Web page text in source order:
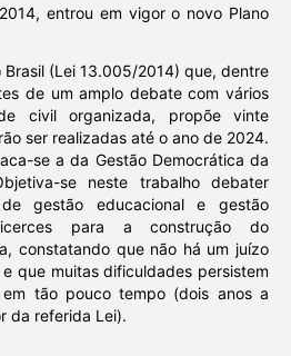
entrou em vigor o novo Plano
Brasil (Lei 13.005/2014) que, dentre
de um amplo debate com vários
civil organizada, propõe vinte
ser realizadas até o ano de 2024.
se a da Gestão Democrática da
se neste trabalho debater
gestão educacional e gestão
para a construção do
constatando que não há um juízo
que muitas dificuldades persistem
tão pouco tempo (dois anos a
da referida Lei).